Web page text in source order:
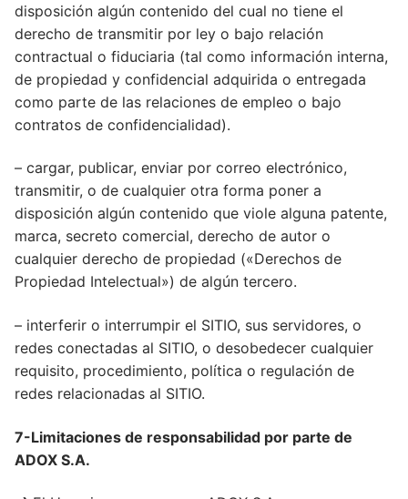
disposición algún contenido del cual no tiene el
derecho de transmitir por ley o bajo relación
contractual o fiduciaria (tal como información interna,
de propiedad y confidencial adquirida o entregada
como parte de las relaciones de empleo o bajo
contratos de confidencialidad).
– cargar, publicar, enviar por correo electrónico,
transmitir, o de cualquier otra forma poner a
disposición algún contenido que viole alguna patente,
marca, secreto comercial, derecho de autor o
cualquier derecho de propiedad («Derechos de
Propiedad Intelectual») de algún tercero.
– interferir o interrumpir el SITIO, sus servidores, o
redes conectadas al SITIO, o desobedecer cualquier
requisito, procedimiento, política o regulación de
redes relacionadas al SITIO.
7-Limitaciones de responsabilidad por parte de
ADOX S.A.